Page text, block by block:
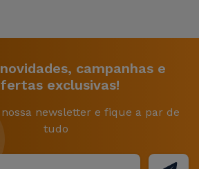
campanhas e
exclusivas!
newsletter e fique a par de
tudo